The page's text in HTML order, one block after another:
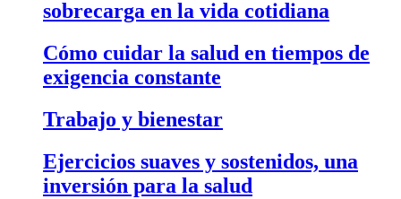
sobrecarga en la vida cotidiana
Cómo cuidar la salud en tiempos de
exigencia constante
Trabajo y bienestar
Ejercicios suaves y sostenidos, una
inversión para la salud